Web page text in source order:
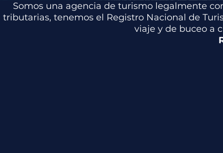
Somos una agencia de turismo legalmente
tributarias, tenemos el Registro Nacional de
viaje y de buceo a